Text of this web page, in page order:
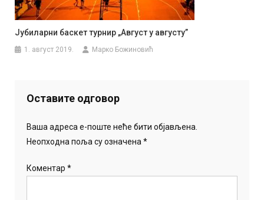
Јубиларни баскет турнир „Август у августу”
1. август 2019. Марко Божиновић
Оставите одговор
Ваша адреса е-поште неће бити објављена.
Неопходна поља су означена*
Коментар*